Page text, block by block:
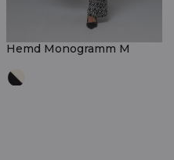
Hemd Monogramm M